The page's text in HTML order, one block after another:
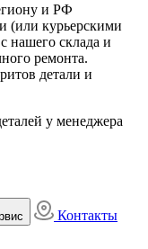
и РФ
(или курьерскими
нашего склада и
ремонта.
детали и
у менеджера
Контакты